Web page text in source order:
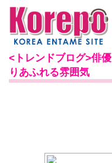
<トレンドブログ>俳
りあふれる雰囲気